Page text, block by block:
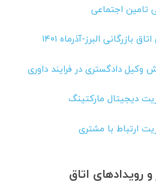
تامین اجتماعی
البرز-آذرماه ۱۴۰۱
دادگستری در فرایند داوری
دیجیتال مارکتینگ
ارتباط با مشتری
و رویدادهای اتاق